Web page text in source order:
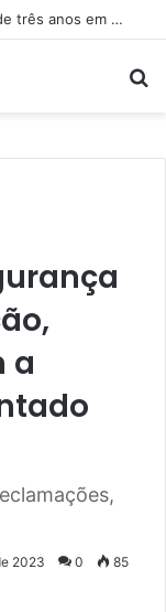
Professora Dorinha lidera disputa pelo Governo do Tocantins com 37,4% das intenções de voto, aponta pesquisa
a
2023 0 85